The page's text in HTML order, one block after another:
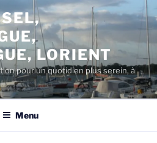
LORIENT
pour un quotidien plus serein, à
Menu